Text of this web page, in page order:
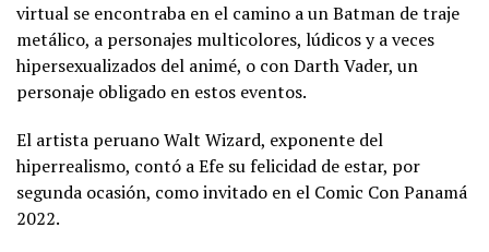
virtual se encontraba en el camino a un Batman de traje
metálico, a personajes multicolores, lúdicos y a veces
hipersexualizados del animé, o con Darth Vader, un
personaje obligado en estos eventos.
El artista peruano Walt Wizard, exponente del
hiperrealismo, contó a Efe su felicidad de estar, por
segunda ocasión, como invitado en el Comic Con Panamá
2022.